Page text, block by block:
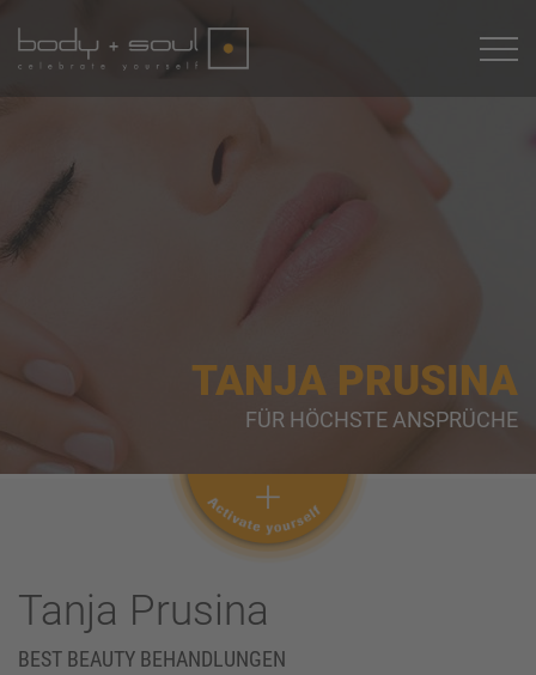
TANJA PRUSINA
FÜR HÖCHSTE ANSPRÜCHE
Tanja Prusina
BEST BEAUTY BEHANDLUNGEN